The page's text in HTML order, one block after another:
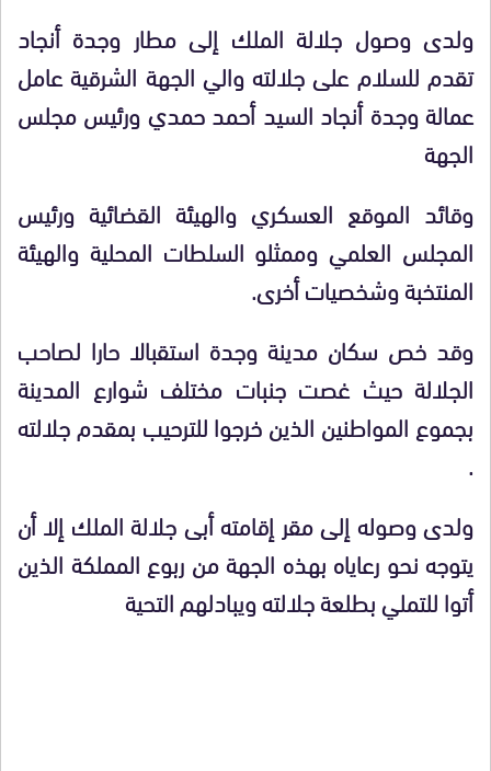
ولدى وصول جلالة الملك إلى مطار وجدة أنجاد
تقدم للسلام على جلالته والي الجهة الشرقية عامل
عمالة وجدة أنجاد السيد أحمد حمدي ورئيس مجلس
الجهة
وقائد الموقع العسكري والهيئة القضائية ورئيس
المجلس العلمي وممثلو السلطات المحلية والهيئة
المنتخبة وشخصيات أخرى.
وقد خص سكان مدينة وجدة استقبالا حارا لصاحب
الجلالة حيث غصت جنبات مختلف شوارع المدينة
بجموع المواطنين الذين خرجوا للترحيب بمقدم جلالته
.
ولدى وصوله إلى مقر إقامته أبى جلالة الملك إلا أن
يتوجه نحو رعاياه بهذه الجهة من ربوع المملكة الذين
أتوا للتملي بطلعة جلالته ويبادلهم التحية